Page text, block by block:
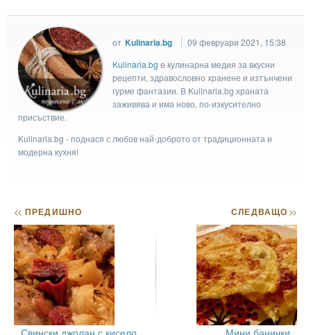
от Kulinaria.bg
09 февруари 2021, 15:38
Kulinaria.bg e кулинарна медия за вкусни
рецепти, здравословно хранене и изтънчени
гурме фантазии. В Kulinaria.bg храната
заживява и има ново, по-изкусително
присъствие.
Kulinaria.bg - поднася с любов най-доброто от традиционната и
модерна кухня!
<< ПРЕДИШНО
Свински джолан с кисело
СЛЕДВАЩО>>
Мини банички